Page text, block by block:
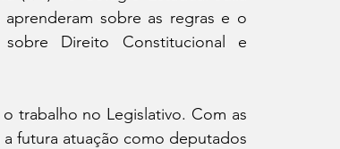
sobre as regras e o
Direito Constitucional e
trabalho no Legislativo. Com as
futura atuação como deputados